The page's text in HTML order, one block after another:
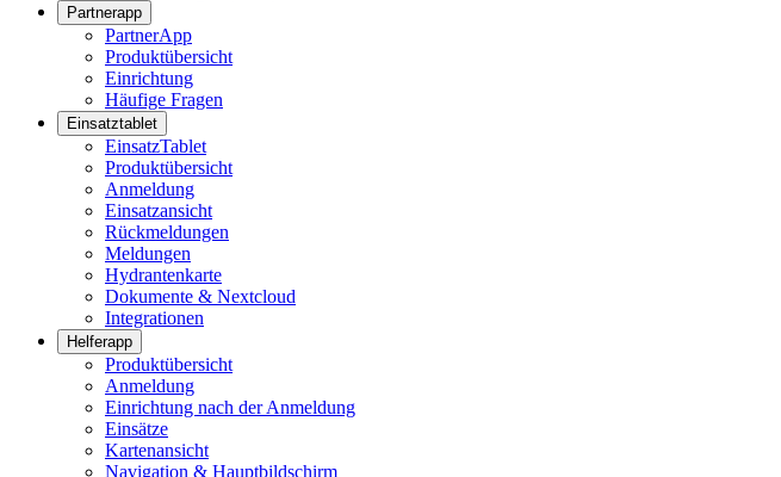
Partnerapp
PartnerApp
Produktübersicht
Einrichtung
Häufige Fragen
Einsatztablet
EinsatzTablet
Produktübersicht
Anmeldung
Einsatzansicht
Rückmeldungen
Meldungen
Hydrantenkarte
Dokumente & Nextcloud
Integrationen
Helferapp
Produktübersicht
Anmeldung
Einrichtung nach der Anmeldung
Einsätze
Kartenansicht
Navigation & Hauptbildschirm